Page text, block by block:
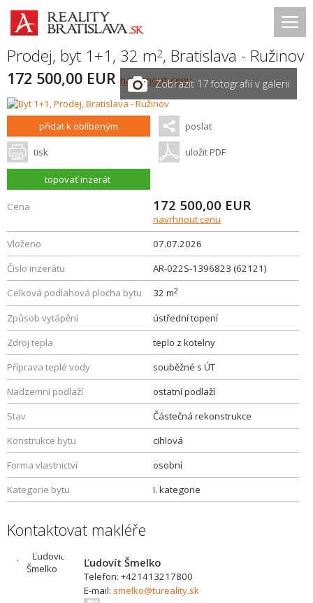
Prodej, byt 1+1, 32 m2, Bratislava - Ružinov
172 500,00 EUR navrhnout cenuZobrazit 17 fotografií v galerii
přidat k oblíbeným poslat
tisk uložit PDF
topovať inzerát
Cena 172 500,00 EUR
navrhnout cenu
Vloženo
07.07.2026
Číslo inzerátu
AR-022S-1396823 (62121)
Celková podlahová plocha bytu
32 m2
Způsob vytápění
ústřední topení
Zdroj tepla
teplo z kotelny
Příprava teplé vody
souběžné s ÚT
Nadzemní podlaží
ostatní podlaží
Stav
Částečná rekonstrukce
Konstrukce bytu
cihlová
Forma vlastnictví
osobní
Kategorie bytu
I. kategorie
Kontaktovat makléře
Ľudovít Šmelko
Telefon: +421413217800
E-mail: smelko@tureality.sk